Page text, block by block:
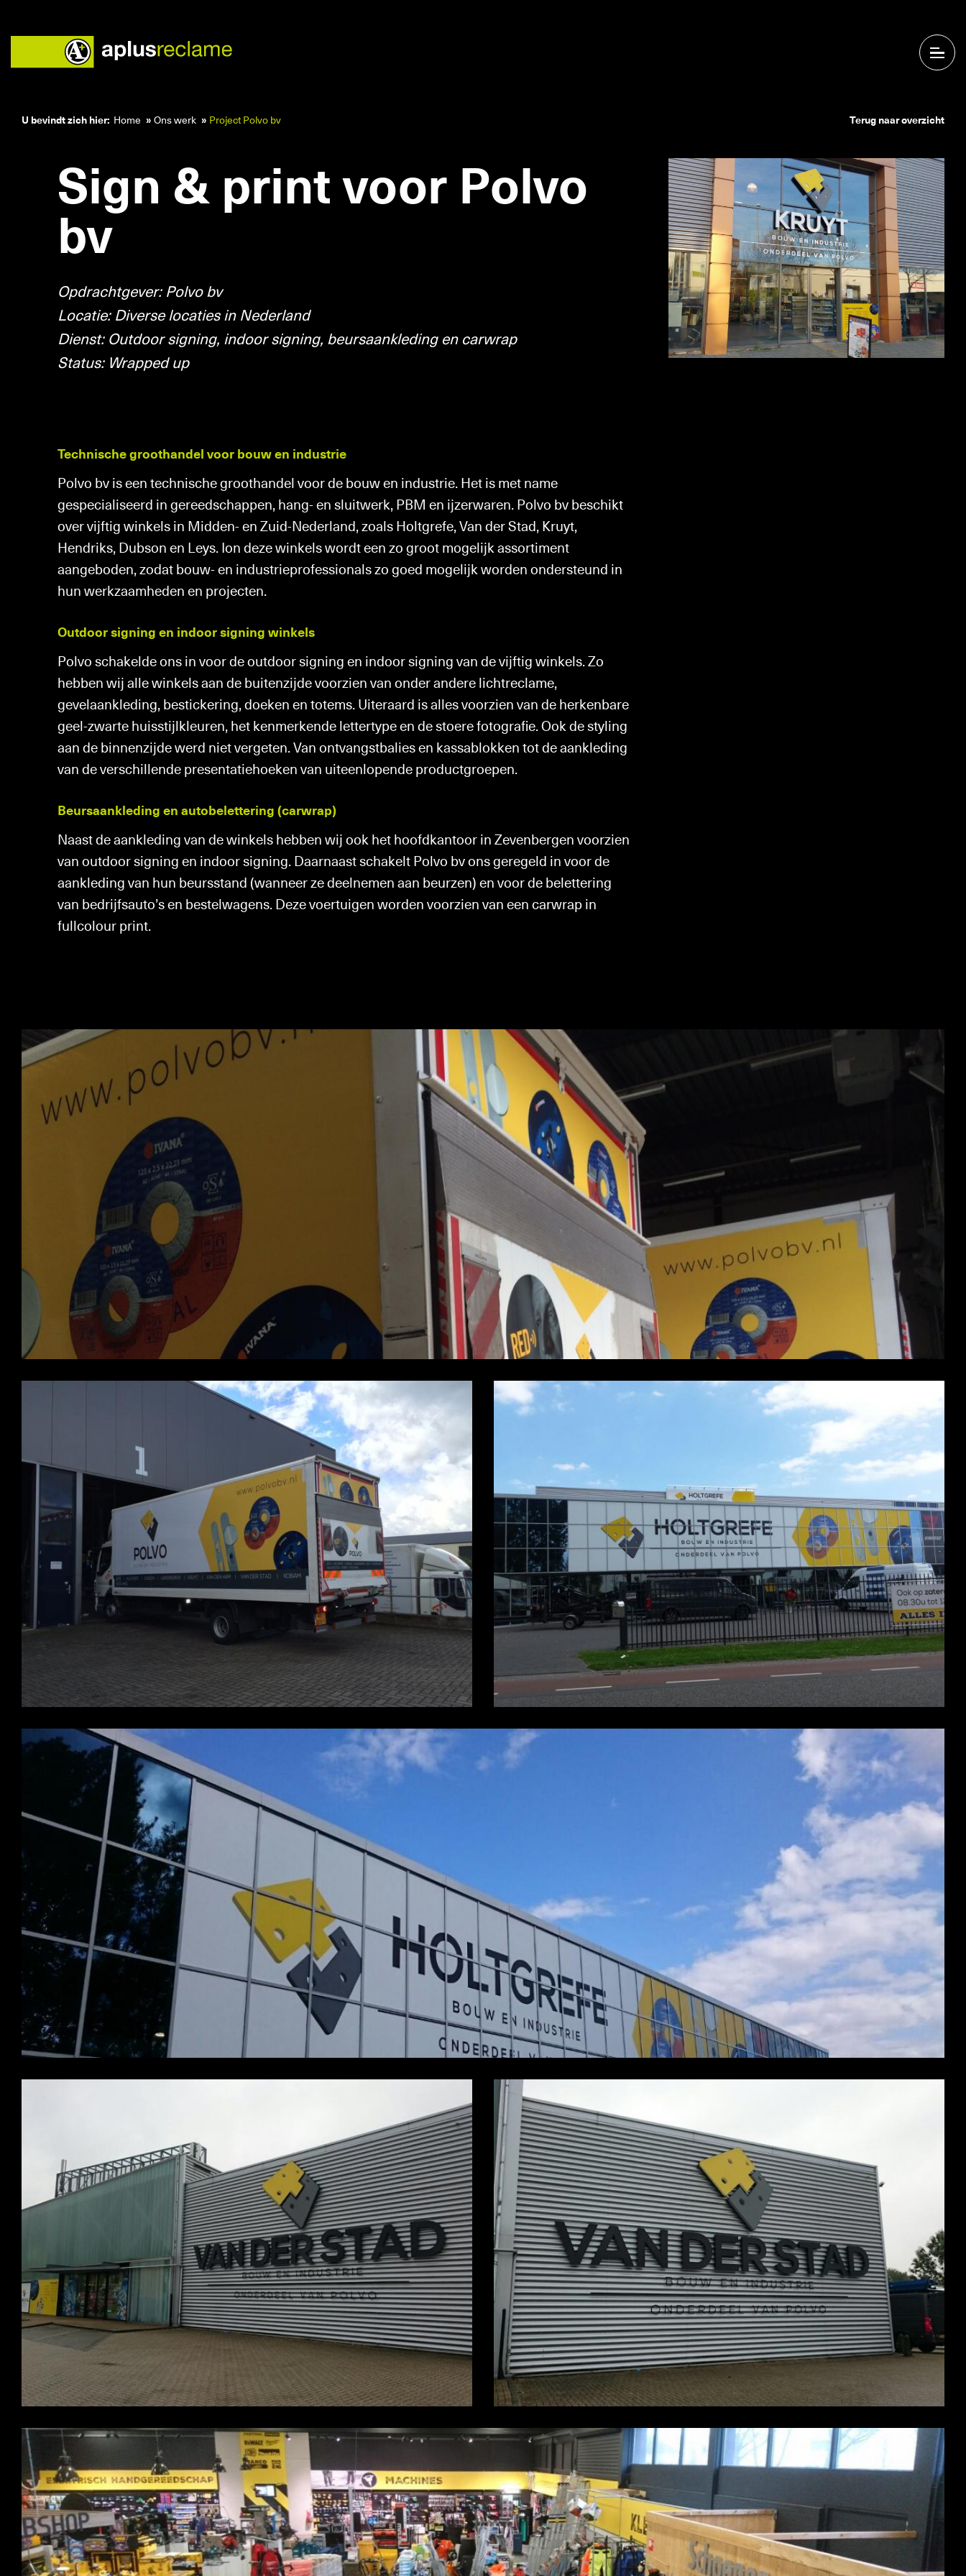
Home
Ons werk
Diensten
Over ons
Contact
Zorg
Retail
Gemeentes
Reclamebedrijven
Markelaardij/Immo
Outdoor signing
U bevindt zich hier: Home Ons werk Project Polvo bv Terug naar overzicht
Sign & print voor Polvo
bv
Opdrachtgever: Polvo bv
Locatie: Diverse locaties in Nederland
Dienst: Outdoor signing, indoor signing, beursaankleding en carwrap
Status: Wrapped up
Technische groothandel voor bouw en industrie
Polvo bv is een technische groothandel voor de bouw en industrie. Het is met name
gespecialiseerd in gereedschappen, hang- en sluitwerk, PBM en ijzerwaren. Polvo bv beschikt
over vijftig winkels in Midden- en Zuid-Nederland, zoals Holtgrefe, Van der Stad, Kruyt,
Hendriks, Dubson en Leys. Ion deze winkels wordt een zo groot mogelijk assortiment
aangeboden, zodat bouw- en industrieprofessionals zo goed mogelijk worden ondersteund in
hun werkzaamheden en projecten.
Outdoor signing en indoor signing winkels
Polvo schakelde ons in voor de outdoor signing en indoor signing van de vijftig winkels. Zo
hebben wij alle winkels aan de buitenzijde voorzien van onder andere lichtreclame,
gevelaankleding, bestickering, doeken en totems. Uiteraard is alles voorzien van de herkenbare
geel-zwarte huisstijlkleuren, het kenmerkende lettertype en de stoere fotografie. Ook de styling
aan de binnenzijde werd niet vergeten. Van ontvangstbalies en kassablokken tot de aankleding
van de verschillende presentatiehoeken van uiteenlopende productgroepen.
Beursaankleding en autobelettering (carwrap)
Naast de aankleding van de winkels hebben wij ook het hoofdkantoor in Zevenbergen voorzien
van outdoor signing en indoor signing. Daarnaast schakelt Polvo bv ons geregeld in voor de
aankleding van hun beursstand (wanneer ze deelnemen aan beurzen) en voor de belettering
van bedrijfsauto’s en bestelwagens. Deze voertuigen worden voorzien van een carwrap in
fullcolour print.